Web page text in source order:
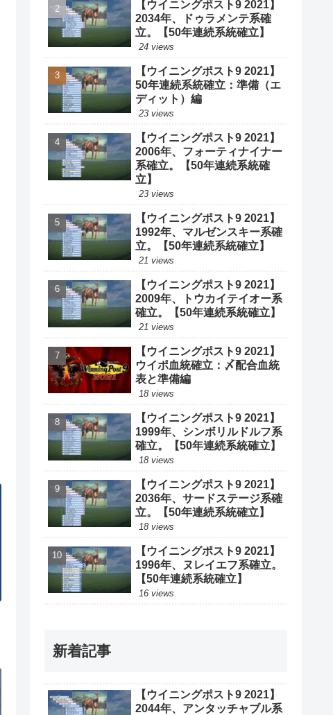
【ウイニングポスト9 2021】
2034年、ドゥラメンテ系確
立。【50年連続系統確立】
24 views
【ウイニングポスト9 2021】
50年連続系統確立：準備（エ
ディット）編
23 views
【ウイニングポスト9 2021】
2006年、フォーティナイナー
系確立。【50年連続系統確
立】
23 views
【ウイニングポスト9 2021】
1992年、マルゼンスキー系確
立。【50年連続系統確立】
21 views
【ウイニングポスト9 2021】
2009年、トウカイテイオー系
確立。【50年連続系統確立】
21 views
【ウイニングポスト9 2021】
ウイポ血統確立：〆配合血統
表と準備編
18 views
【ウイニングポスト9 2021】
1999年、シンボリルドルフ系
確立。【50年連続系統確立】
18 views
【ウイニングポスト9 2021】
2036年、サードステージ系確
立。【50年連続系統確立】
18 views
【ウイニングポスト9 2021】
1996年、ヌレイエフ系確立。
【50年連続系統確立】
16 views
新着記事
【ウイニングポスト9 2021】
2044年、アンタッチャブル系